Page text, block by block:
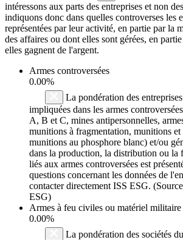
intéressons aux parts des entreprises et non
indiquons donc dans quelles controverses les
représentées par leur activité, en partie par la
des affaires ou dont elles sont gérées, en
elles gagnent de l'argent.
Armes controversées
0.00%
La pondération des
impliquées dans les armes
A, B et C, mines antipersonnelles,
munitions à fragmentation, munitions
munitions au phosphore blanc) et/ou
dans la production, la distribution ou la
liés aux armes controversées est
questions concernant les données de
contacter directement ISS ESG.
ESG)
Armes à feu civiles ou matériel militaire
0.00%
La pondération des sociétés